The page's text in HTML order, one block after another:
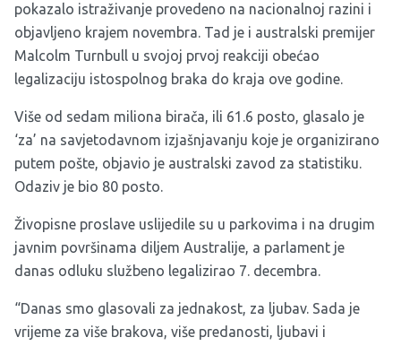
pokazalo istraživanje provedeno na nacionalnoj razini i
objavljeno krajem novembra. Tad je i australski premijer
Malcolm Turnbull u svojoj prvoj reakciji obećao
legalizaciju istospolnog braka do kraja ove godine.
Više od sedam miliona birača, ili 61.6 posto, glasalo je
‘za’ na savjetodavnom izjašnjavanju koje je organizirano
putem pošte, objavio je australski zavod za statistiku.
Odaziv je bio 80 posto.
Živopisne proslave uslijedile su u parkovima i na drugim
javnim površinama diljem Australije, a parlament je
danas odluku službeno legalizirao 7. decembra.
“Danas smo glasovali za jednakost, za ljubav. Sada je
vrijeme za više brakova, više predanosti, ljubavi i